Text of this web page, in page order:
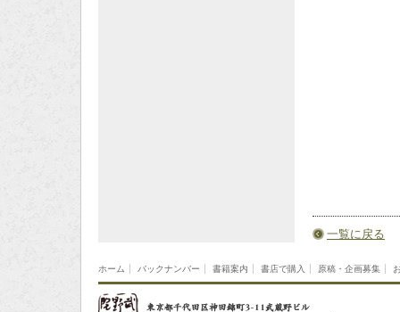
一覧に戻る
ホーム バックナンバー 書籍案内 書店で購入 原稿・企画募集